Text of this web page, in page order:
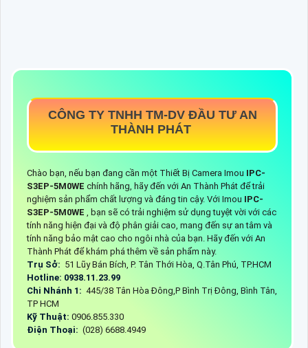
CÔNG TY TNHH TM-DV ĐẦU TƯ AN
THÀNH PHÁT
Chào bạn, nếu bạn đang cần một Thiết Bị Camera Imou IPC-
S3EP-5M0WE chính hãng, hãy đến với An Thành Phát để trải
nghiệm sản phẩm chất lượng và đáng tin cậy. Với Imou IPC-
S3EP-5M0WE , bạn sẽ có trải nghiệm sử dụng tuyệt vời với các
tính năng hiện đại và độ phân giải cao, mang đến sự an tâm và
tính năng bảo mật cao cho ngôi nhà của bạn. Hãy đến với An
Thành Phát để khám phá thêm về sản phẩm này.
Trụ Sở: 51 Lũy Bán Bích, P. Tân Thới Hòa, Q.Tân Phú, TP.HCM
Hotline: 0938.11.23.99
Chi Nhánh 1: 445/38 Tân Hòa Đông,P Bình Trị Đông, Bình Tân,
TP HCM
Kỹ Thuật: 0906.855.330
Điện Thoại: (028) 6688.4949